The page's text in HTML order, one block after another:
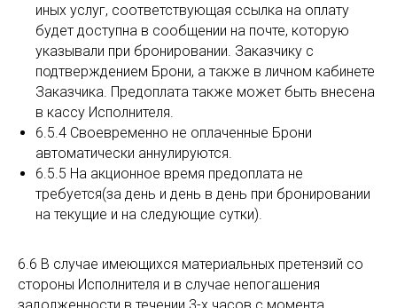
иных услуг, соответствующая cсылка на оплату
будет доступна в сообщении на почте, которую
указывали при бронировании. Заказчику с
подтверждением Брони, а также в личном кабинете
Заказчика. Предоплата также может быть внесена
в кассу Исполнителя.
6.5.4 Своевременно не оплаченные Брони
автоматически аннулируются.
6.5.5 На акционное время предоплата не
требуется(за день и день в день при бронировании
на текущие и на следующие сутки).
6.6 В случае имеющихся материальных претензий со
стороны Исполнителя и в случае непогашения